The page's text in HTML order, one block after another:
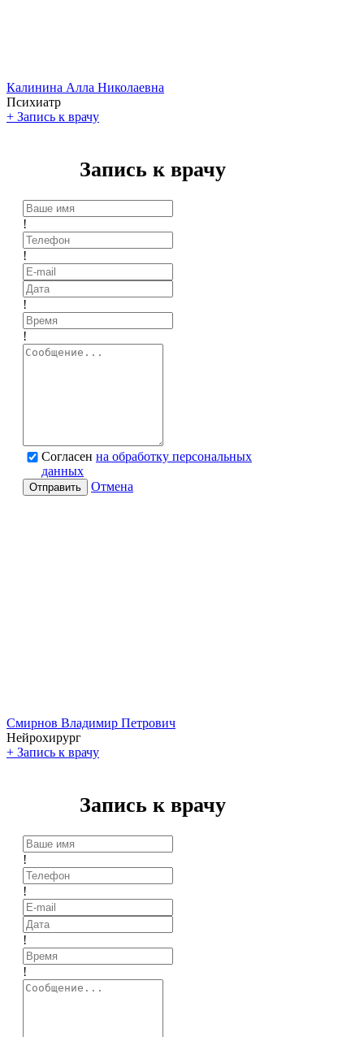
Калинина Алла Николаевна
Психиатр
+ Запись к врачу
Запись к врачу
!
!
!
!
Согласен на обработку персональных
данных
Отправить Отмена
Смирнов Владимир Петрович
Нейрохирург
+ Запись к врачу
Запись к врачу
!
!
!
!